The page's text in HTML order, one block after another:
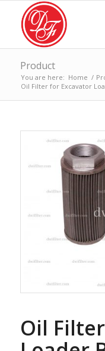
Product
You are here: Home /
Oil Filter for Excavator
Oil